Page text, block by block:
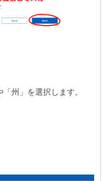
「州」を選択します。